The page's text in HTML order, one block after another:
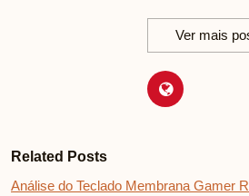
Ver mais
Related Posts
Análise do Teclado Membrana Gamer